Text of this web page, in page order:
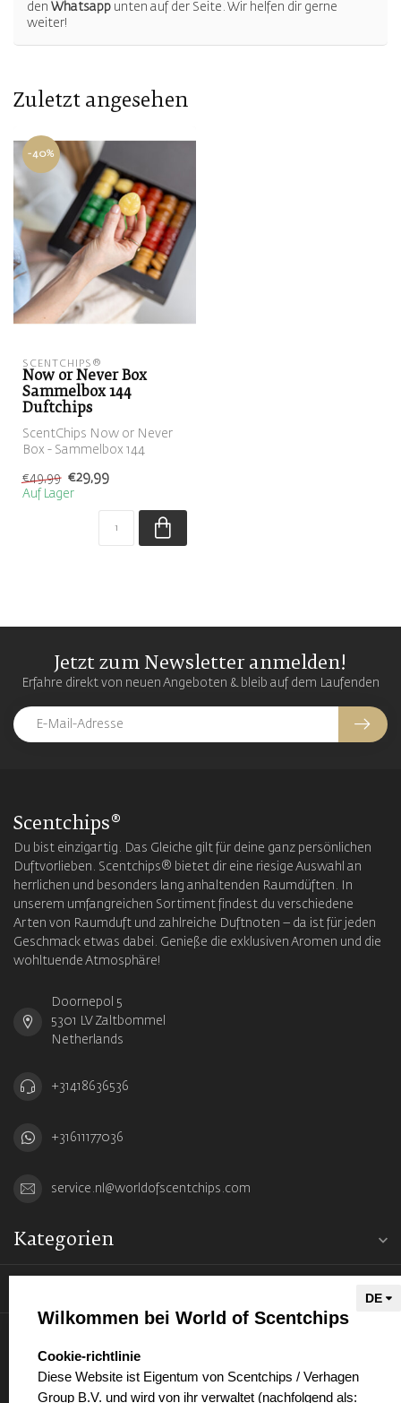
den Whatsapp unten auf der Seite. Wir helfen dir gerne
weiter!
Zuletzt angesehen
-40%
SCENTCHIPS®
Now or Never Box
Sammelbox 144
Duftchips
ScentChips Now or Never
Box - Sammelbox 144
€49,99 €29,99
Auf Lager
Jetzt zum Newsletter anmelden!
Erfahre direkt von neuen Angeboten & bleib auf dem Laufenden
Scentchips®
Du bist einzigartig. Das Gleiche gilt für deine ganz persönlichen
Duftvorlieben. Scentchips® bietet dir eine riesige Auswahl an
herrlichen und besonders lang anhaltenden Raumdüften. In
unserem umfangreichen Sortiment findest du verschiedene
Arten von Raumduft und zahlreiche Duftnoten – da ist für jeden
Geschmack etwas dabei. Genieße die exklusiven Aromen und die
wohltuende Atmosphäre!
Doornepol 5
5301 LV Zaltbommel
Netherlands
+31418636536
+31611177036
service.nl@worldofscentchips.com
Kategorien
Wilkommen bei World of Scentchips
select language
Cookie-richtlinie
Diese Website ist Eigentum von Scentchips / Verhagen
Group B.V. und wird von ihr verwaltet (nachfolgend als: